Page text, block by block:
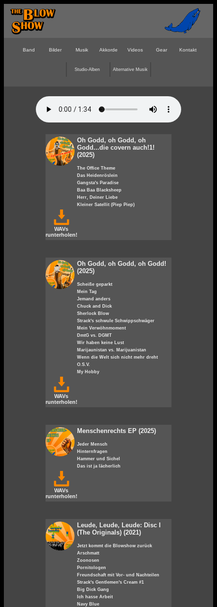
Band Bilder Musik Akkorde Videos Gear Kontakt
Studio-Alben Alternative Musik
Oh Godd, oh Godd, oh
Godd...die covern auch!1!
(2025)
The Office Theme
Das Heidenröslein
Gangsta's Paradise
Baa Baa Blacksheep
Herr, Deiner Liebe
Kleiner Satellit (Piep Piep)
WAVs
runterholen!
Oh Godd, oh Godd, oh Godd!
(2025)
Scheiße geparkt
Mein Tag
Jemand anders
Chuck and Dick
Sherlock Blow
Strack's schwule Schwippschwäger
Mein Verwöhnmoment
DmtG vs. DGMT
Wir haben keine Lust
Marijaunistan vs. Marijuanistan
Wenn die Welt sich nicht mehr dreht
O.S.V.
My Hobby
WAVs
runterholen!
Menschenrechts EP (2025)
Jeder Mensch
Hinternfragen
Hammer und Sichel
Das ist ja lächerlich
WAVs
runterholen!
Leude, Leude, Leude: Disc I
(The Originals) (2021)
Jetzt kommt die Blowshow zurück
Arschmatt
Zoonosen
Pornitologen
Freundschaft mit Vor- und Nachteilen
Strack's Gentlemen's Cream #1
Big Dick Gang
Ich hasse Arbeit
Navy Blue